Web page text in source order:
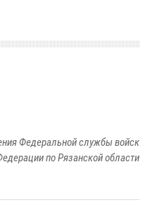
Федеральной службы войск
по Рязанской области